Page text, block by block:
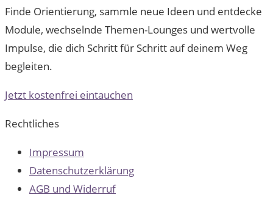
Finde Orientierung, sammle neue Ideen und entdecke
Module, wechselnde Themen-Lounges und wertvolle
Impulse, die dich Schritt für Schritt auf deinem Weg
begleiten.
Jetzt kostenfrei eintauchen
Rechtliches
Impressum
Datenschutzerklärung
AGB und Widerruf